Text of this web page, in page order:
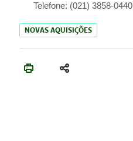
Telefone: (021) 3858-0440
NOVAS AQUISIÇÕES